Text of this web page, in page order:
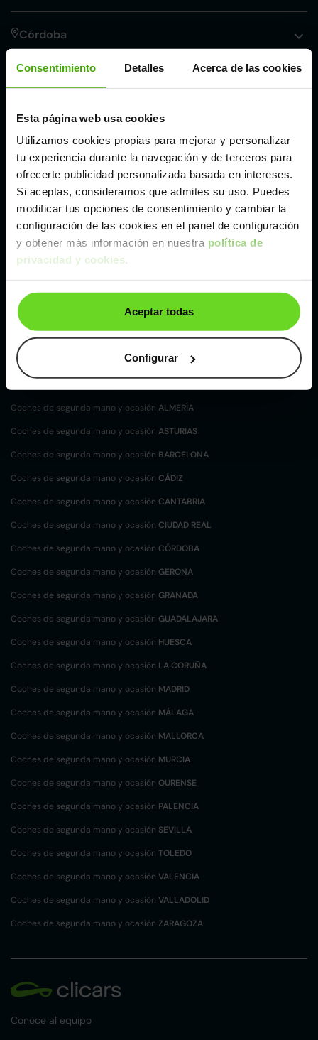
Consentimiento Detalles Acerca de las cookies
Esta página web usa cookies
Utilizamos cookies propias para mejorar y personalizar
tu experiencia durante la navegación y de terceros para
ofrecerte publicidad personalizada basada en intereses.
Si aceptas, consideramos que admites su uso. Puedes
modificar tus opciones de consentimiento y cambiar la
configuración de las cookies en el panel de configuración
y obtener más información en nuestra política de
privacidad y cookies.
Aceptar todas
Configurar
Córdoba
Málaga
Valencia
Zaragoza
Ver SEAT Arona de segunda mano y ocasión
Coches de segunda mano y ocasión por
localización
Coches de segunda mano y ocasiónALBACETE
Coches de segunda mano y ocasión ALMERÍA
Coches de segunda mano y ocasión ASTURIAS
Coches de segunda mano y ocasión BARCELONA
Coches de segunda mano y ocasión CÁDIZ
Coches de segunda mano y ocasión CANTABRIA
Coches de segunda mano y ocasión CIUDAD REAL
Coches de segunda mano y ocasión CÓRDOBA
Coches de segunda mano y ocasión GERONA
Coches de segunda mano y ocasión GRANADA
Coches de segunda mano y ocasión GUADALAJARA
Coches de segunda mano y ocasión HUESCA
Coches de segunda mano y ocasión LA CORUÑA
Coches de segunda mano y ocasión MADRID
Coches de segunda mano y ocasión MÁLAGA
Coches de segunda mano y ocasión MALLORCA
Coches de segunda mano y ocasión MURCIA
Coches de segunda mano y ocasión OURENSE
Coches de segunda mano y ocasión PALENCIA
Coches de segunda mano y ocasión SEVILLA
Coches de segunda mano y ocasión TOLEDO
Coches de segunda mano y ocasión VALENCIA
Coches de segunda mano y ocasión VALLADOLID
Coches de segunda mano y ocasión ZARAGOZA
Conoce al equipo